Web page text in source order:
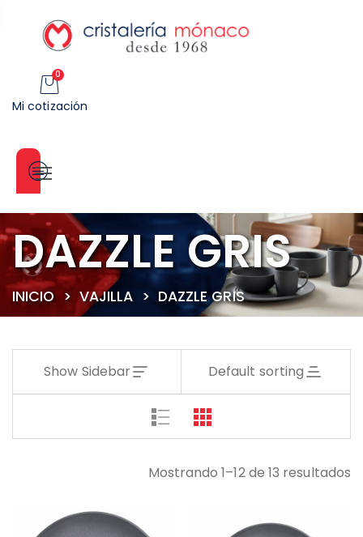
0
Mi cotización
Categorías
DAZZLE GRIS
INICIO>VAJILLA > DAZZLE GRIS
Show Sidebar Default sorting
Mostrando 1–12 de 13 resultados